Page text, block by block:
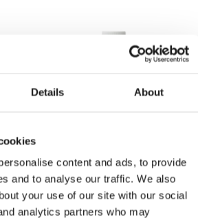
Details About
content and ads, to provide
and to analyse our traffic. We also
your use of our site with our social
analytics partners who may
til
rens
Marmorline Rens til alle
typer badbordplader
DKK 248,36